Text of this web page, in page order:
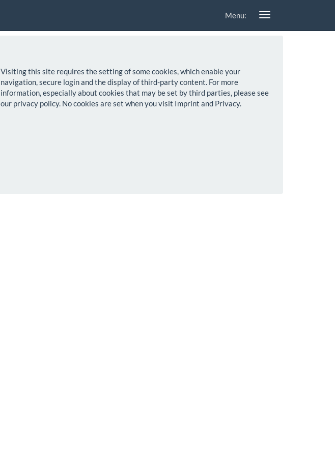
Menu:
Visiting this site requires the setting of some cookies, which enable your
navigation, secure login and the display of third-party content. For more
information, especially about cookies that may be set by third parties, please see
our privacy policy. No cookies are set when you visit Imprint and Privacy.